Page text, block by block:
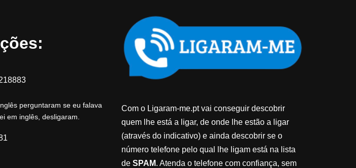
perguntaram se eu falava
em inglês, desligaram.
Com o Ligaram-me.pt vai conseguir descobrir
quem lhe está a ligar, de onde lhe estão a ligar
(através do indicativo) e ainda descobrir se o
número telefone pelo qual lhe ligam está na lista
de SPAM. Atenda o telefone com confiança, sem